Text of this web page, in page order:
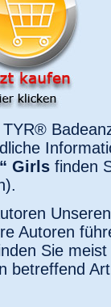
Girls finden
Autoren
Sie
betreffend